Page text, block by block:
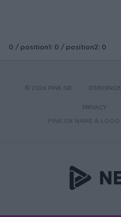
0 / position1: 0 / position2: 0
© 2026 PINK.GR
PRIVACY
PINK.GR NAME & LOGO